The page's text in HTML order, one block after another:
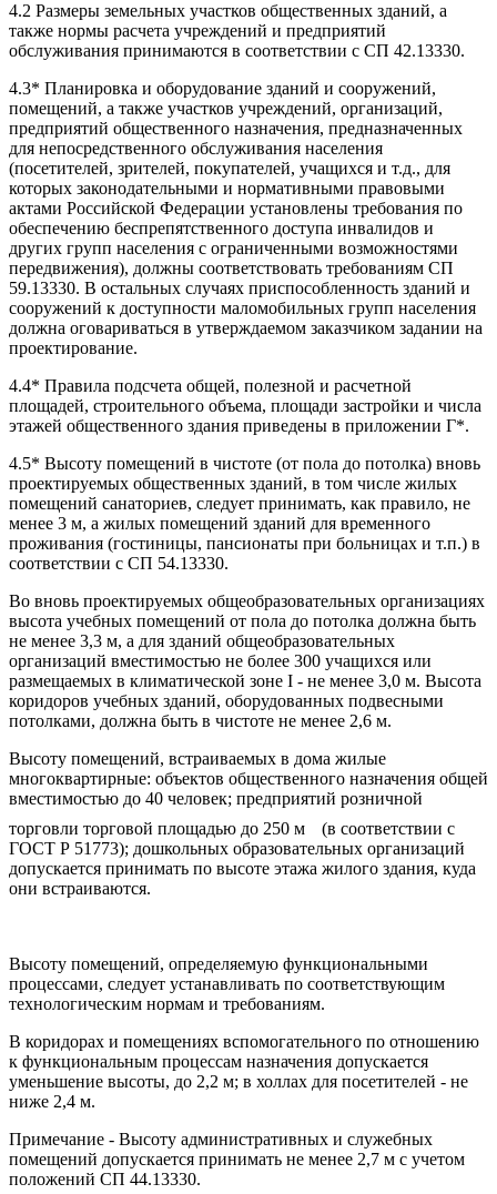
4.2 Размеры земельных участков общественных зданий, а
также нормы расчета учреждений и предприятий
обслуживания принимаются в соответствии с СП 42.13330.
4.3* Планировка и оборудование зданий и сооружений,
помещений, а также участков учреждений, организаций,
предприятий общественного назначения, предназначенных
для непосредственного обслуживания населения
(посетителей, зрителей, покупателей, учащихся и т.д., для
которых законодательными и нормативными правовыми
актами Российской Федерации установлены требования по
обеспечению беспрепятственного доступа инвалидов и
других групп населения с ограниченными возможностями
передвижения), должны соответствовать требованиям СП
59.13330. В остальных случаях приспособленность зданий и
сооружений к доступности маломобильных групп населения
должна оговариваться в утверждаемом заказчиком задании на
проектирование.
4.4* Правила подсчета общей, полезной и расчетной
площадей, строительного объема, площади застройки и числа
этажей общественного здания приведены в приложении Г*.
4.5* Высоту помещений в чистоте (от пола до потолка) вновь
проектируемых общественных зданий, в том числе жилых
помещений санаториев, следует принимать, как правило, не
менее 3 м, а жилых помещений зданий для временного
проживания (гостиницы, пансионаты при больницах и т.п.) в
соответствии с СП 54.13330.
Во вновь проектируемых общеобразовательных организациях
высота учебных помещений от пола до потолка должна быть
не менее 3,3 м, а для зданий общеобразовательных
организаций вместимостью не более 300 учащихся или
размещаемых в климатической зоне I - не менее 3,0 м. Высота
коридоров учебных зданий, оборудованных подвесными
потолками, должна быть в чистоте не менее 2,6 м.
Высоту помещений, встраиваемых в дома жилые
многоквартирные: объектов общественного назначения общей
вместимостью до 40 человек; предприятий розничной
торговли торговой площадью до 250 м
(в соответствии с
ГОСТ Р 51773); дошкольных образовательных организаций
допускается принимать по высоте этажа жилого здания, куда
они встраиваются.
Высоту помещений, определяемую функциональными
процессами, следует устанавливать по соответствующим
технологическим нормам и требованиям.
В коридорах и помещениях вспомогательного по отношению
к функциональным процессам назначения допускается
уменьшение высоты, до 2,2 м; в холлах для посетителей - не
ниже 2,4 м.
Примечание - Высоту административных и служебных
помещений допускается принимать не менее 2,7 м с учетом
положений СП 44.13330.